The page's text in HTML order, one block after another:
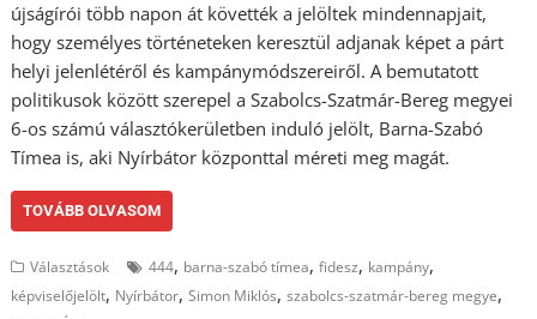
újságírói több napon át követték a jelöltek mindennapjait,
hogy személyes történeteken keresztül adjanak képet a párt
helyi jelenlétéről és kampánymódszereiről. A bemutatott
politikusok között szerepel a Szabolcs-Szatmár-Bereg megyei
6-os számú választókerületben induló jelölt, Barna-Szabó
Tímea is, aki Nyírbátor központtal méreti meg magát.
TOVÁBB OLVASOM
Választások 444, barna-szabó tímea,fidesz, kampány,
képviselőjelölt, Nyírbátor,Simon Miklós,szabolcs-szatmár-bereg megye,